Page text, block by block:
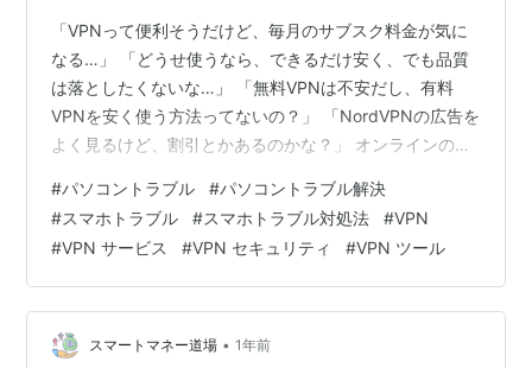
「VPNって便利そうだけど、毎月のサブスク料金が気に
なる…」 「どうせ使うなら、できるだけ安く、でも品質
は落としたくないな…」 「無料VPNは不安だし、有料
VPNを安く使う方法ってないの？」 「NordVPNの広告を
よく見るけど、割引とかあるのかな？」 オンラインのプ
ど、VPN（仮想プライベートネットワーク）は今やイン
ターネット利用の必須ツールとなりつつあります。しか
し、高品質なVPNサービスは月額料金がかかるため、
「できるだけ費用を抑えたい」と考える方も多いのでは
ないでしょうか。無料VPNはセキュリティ面で不安があ
り、かといって毎月高額な料金…
#パソコントラブル #パソコントラブル解決
#スマホトラブル #スマホトラブル対処法 #VPN
#VPN サービス #VPN セキュリティ #VPN ツール
スマートマネー道場 • 1年前